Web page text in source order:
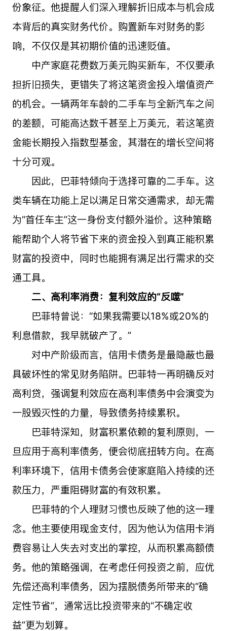
份象征。他提醒人们深入理解折旧成本与机会成
本背后的真实财务代价。购置新车对财务的影
响，不仅仅是其初期价值的迅速贬值。
中产家庭花费数万美元购买新车，不仅要承
担折旧损失，更错失了将这笔资金投入增值资产
的机会。一辆两年车龄的二手车与全新汽车之间
的差额，可能高达数千甚至上万美元，若这笔资
金能长期投入指数型基金，其潜在的增长空间将
十分可观。
因此，巴菲特倾向于选择可靠的二手车。这
类车辆在功能上足以满足日常交通需求，却无需
为“首任车主”这一身份支付额外溢价。这种策略
能帮助个人将节省下来的资金投入到真正能积累
财富的投资中，同时也能拥有满足出行需求的交
通工具。
二、高利率消费：复利效应的“反噬”
巴菲特曾说：“如果我需要以18%或20%的
利息借款，我早就破产了。”
对中产阶级而言，信用卡债务是最隐蔽也最
具破坏性的常见财务陷阱。巴菲特一再明确反对
高利贷，强调复利效应在高利率债务中会演变为
一股毁灭性的力量，导致债务持续累积。
巴菲特深知，财富积累依赖的复利原则，一
旦应用于高利率债务，便会彻底扭转方向。在高
利率环境下，信用卡债务会使家庭陷入持续的还
款压力，严重阻碍财富的有效积累。
巴菲特的个人理财习惯也反映了他的这一理
念。他主要使用现金支付，因为他认为信用卡消
费容易让人失去对支出的掌控，从而积累高额债
务。他的策略强调，在考虑任何投资之前，应优
先偿还高利率债务，因为摆脱债务所带来的“确
定性节省”，通常远比投资带来的“不确定收
益”更为划算。